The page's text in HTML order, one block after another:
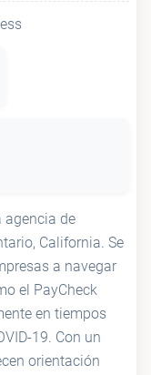
agencia de
California. Se
a navegar
el PayCheck
en tiempos
19. Con un
orientación